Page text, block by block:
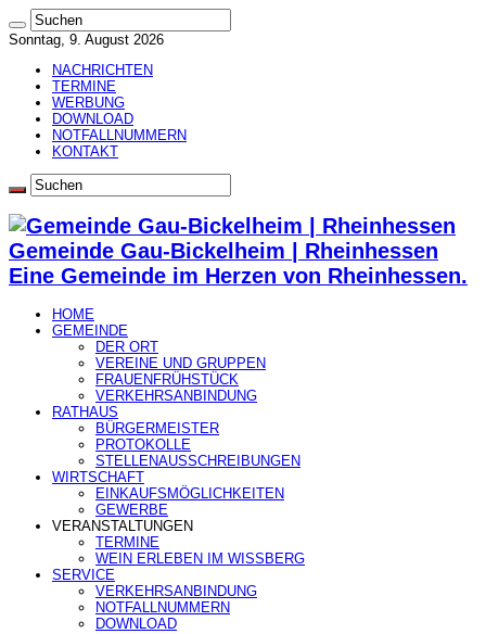
Sonntag, 9. August 2026
NACHRICHTEN
TERMINE
WERBUNG
DOWNLOAD
NOTFALLNUMMERN
KONTAKT
Gemeinde Gau-Bickelheim | Rheinhessen
Eine Gemeinde im Herzen von Rheinhessen.
HOME
GEMEINDE
DER ORT
VEREINE UND GRUPPEN
FRAUENFRÜHSTÜCK
VERKEHRSANBINDUNG
RATHAUS
BÜRGERMEISTER
PROTOKOLLE
STELLENAUSSCHREIBUNGEN
WIRTSCHAFT
EINKAUFSMÖGLICHKEITEN
GEWERBE
VERANSTALTUNGEN
TERMINE
WEIN ERLEBEN IM WISSBERG
SERVICE
VERKEHRSANBINDUNG
NOTFALLNUMMERN
DOWNLOAD